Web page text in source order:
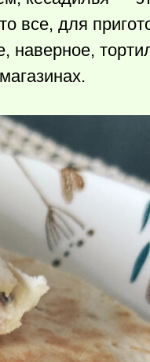
все, для
наверное,